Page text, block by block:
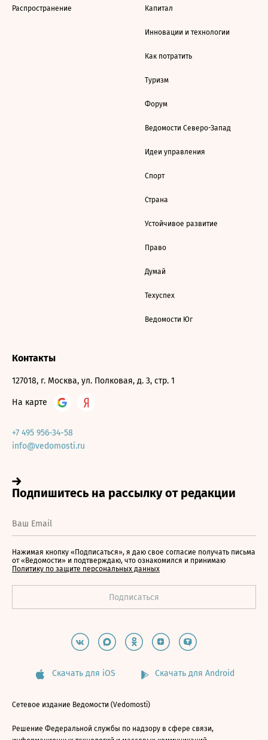
Распространение Капитал
Инновации и технологии
Как потратить
Туризм
Форум
Ведомости Северо-Запад
Идеи управления
Спорт
Страна
Устойчивое развитие
Право
Думай
Техуспех
Ведомости Юг
Контакты
127018, г. Москва, ул. Полковая, д. 3, стр. 1
На карте
+7 495 956-34-58
info@vedomosti.ru
Нажимая кнопку «Подписаться», я даю свое согласие получать письма
от «Ведомости» и подтверждаю, что ознакомился и принимаю
Политику по защите персональных данных
Скачать для iOS Скачать для Android
Сетевое издание Ведомости (Vedomosti)
Решение Федеральной службы по надзору в сфере связи,